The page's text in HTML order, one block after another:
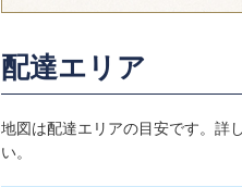
配達エリア
地図は配達エリアの目安です。詳
い。